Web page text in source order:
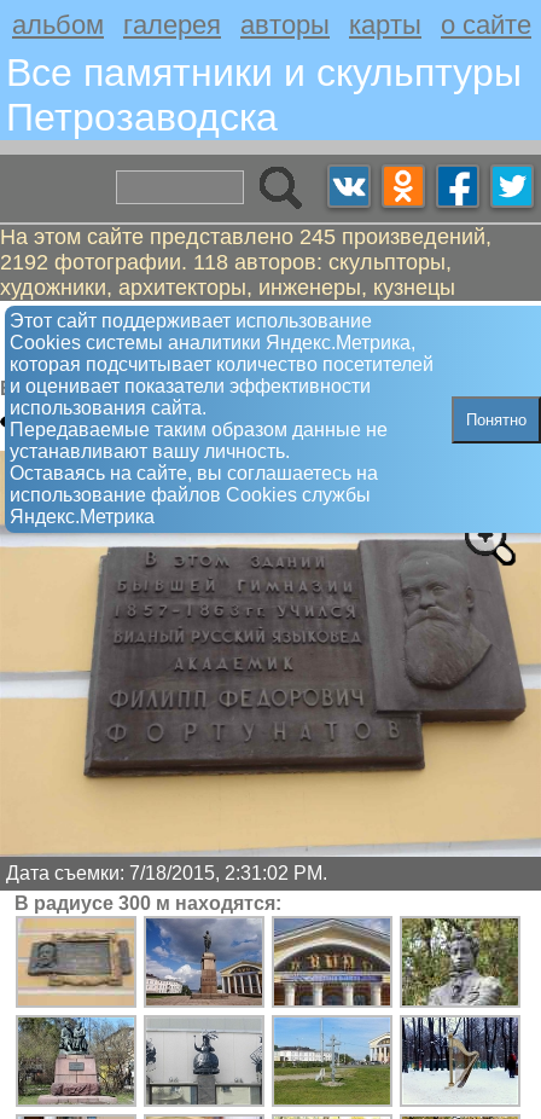
альбом галерея авторы карты о сайте
Все памятники и скульптуры
Петрозаводскa
На этом сайте представлено 245 произведений,
2192 фотографии. 118 авторов: скульпторы,
художники, архитекторы, инженеры, кузнецы
Этот сайт поддерживает использование
Сookies системы аналитики Яндекс.Метрика,
которая подсчитывает количество посетителей
и оценивает показатели эффективности
использования сайта.
Передаваемые таким образом данные не
устанавливают вашу личность.
Оставаясь на сайте, вы соглашаетесь на
использование файлов Сookies службы
Яндекс.Метрика
Понятно
Фортунатов Филипп Федорович,
академик
Барельеф
Дата съемки: 7/18/2015, 2:31:02 PM.
В радиусе 300 м находятся: